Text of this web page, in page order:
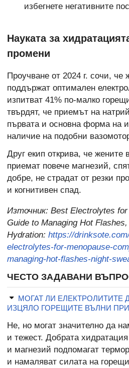
избегнете негативните
Науката за
промени
Проучване от 2024 г. сочи, че
поддържат оптимален
изпитват 41% по-малко
твърдят, че приемът на
първата и основна форма на
наличие на подобни
Друг екип открива, че жените
приемат повече магнезий,
добре, не страдат от резки
и когнитивен спад.
Източник: Best Electrolytes
Guide to Managing Hot
Hydration: https://
electrolytes-for-menopause-
managing-hot-flashes-night-
ЧЕСТО ЗАДАВАНИ
МОГАТ ЛИ ЕЛЕКТРОЛИТИТЕ
ИЗЦЯЛО ГОРЕЩИТЕ ВЪЛНИ
Не, но могат значително да
и тежест. Добрата
и магнезий подпомагат
и намаляват силата на